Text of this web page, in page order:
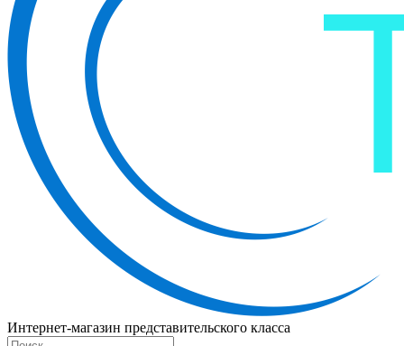
Интернет-магазин представительского класса